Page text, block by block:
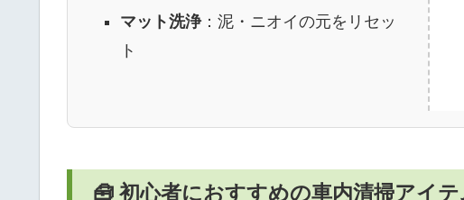
マット洗浄：泥・ニオイの元をリセッ
ト
🧰 初心者におすすめの車内清掃アイ